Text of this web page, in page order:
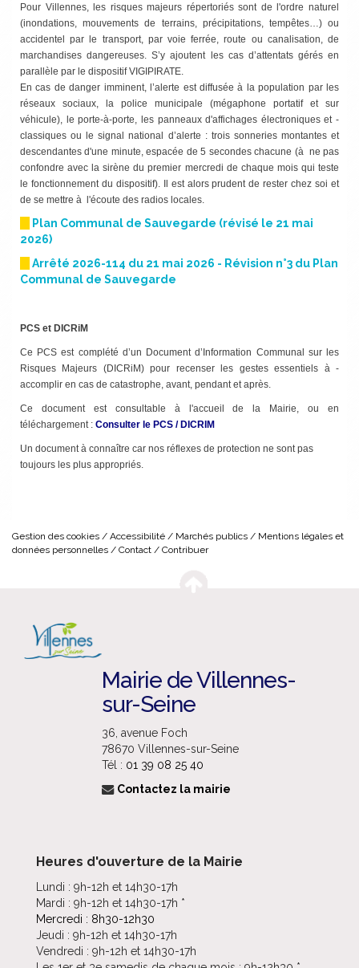
Pour Villennes, les risques majeurs répertoriés sont de l'ordre ­naturel
(inondations, mouvements de ­terrains, précipitations, tempêtes…) ou
accidentel par le transport, par voie ferrée, route ou canalisation, de
marchandises dangereuses. S’y ajoutent les cas d’attentats gérés en
parallèle par le dispositif VIGIPIRATE.
En cas de danger imminent, l’alerte est diffusée à la population par les
réseaux sociaux, la police municipale (mégaphone portatif et sur
véhicule), le porte-à-porte, les ­panneaux ­d'affichages électroniques et ­
classiques ou le signal national d’alerte : trois sonneries montantes et
descendantes d'une minute, ­espacée de 5 secondes chacune (à ne pas
confondre avec la sirène du premier mercredi de chaque mois qui teste
le fonctionnement du dispositif). Il est alors prudent de rester chez soi et
de se mettre à l'écoute des radios locales.
Plan Communal de Sauvegarde (révisé le 21 mai
2026)
Arrêté 2026-114 du 21 mai 2026 - Révision n°3 du Plan
Communal de Sauvegarde
PCS et DICRiM
Ce PCS est complété d’un Document d’Information Communal sur les
Risques Majeurs (DICRiM) pour ­recenser les gestes essentiels à ­
accomplir en cas de catastrophe, avant, pendant et après.
Ce document est consultable à l'accueil de la Mairie, ou en
téléchargement : Consulter le PCS / DICRIM
Un document à connaître car nos ­réflexes de protection ne sont pas
toujours les plus appropriés.
Gestion des cookies Accessibilité Marchés publics
Mentions légales et
données personnelles
Contact Contribuer
Mairie de Villennes-
sur-Seine
36, avenue Foch
78670 Villennes-sur-Seine
Tél : 01 39 08 25 40
Contactez la mairie
Heures d'ouverture de la Mairie
Lundi : 9h-12h et 14h30-17h
Mardi : 9h-12h et 14h30-17h *
Mercredi : 8h30-12h30
Jeudi : 9h-12h et 14h30-17h
Vendredi : 9h-12h et 14h30-17h